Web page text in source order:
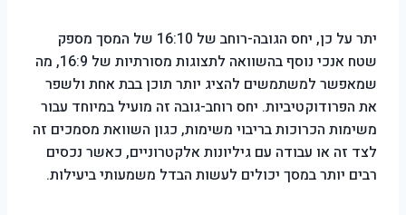
יתר על כן, יחס הגובה-רוחב של 16:10 של המסך מספק
שטח אנכי נוסף בהשוואה לתצוגות מסורתיות של 16:9, מה
שמאפשר למשתמשים להציג יותר תוכן בבת אחת ולשפר
את הפרודוקטיביות. יחס רוחב-גובה זה מועיל במיוחד עבור
משימות הכרוכות בריבוי משימות, כגון השוואת מסמכים זה
לצד זה או עבודה עם גיליונות אלקטרוניים, כאשר נכסים
רבים יותר במסך יכולים לעשות הבדל משמעותי ביעילות.